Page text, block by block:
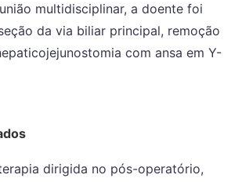
multidisciplinar, a doente foi
da via biliar principal, remoção
com ansa em Y-
dirigida no pós-operatório,